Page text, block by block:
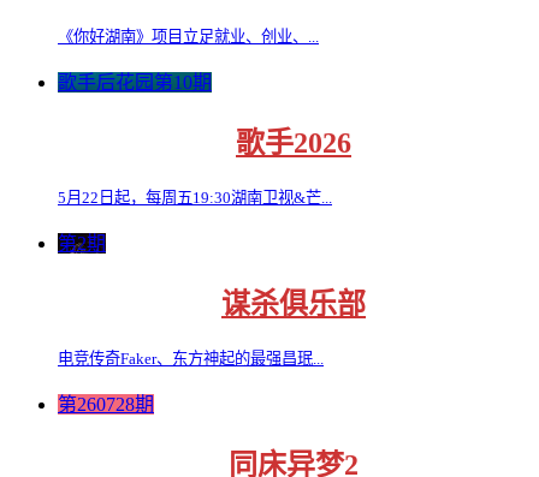
《你好湖南》项目立足就业、创业、...
歌手后花园第10期
歌手2026
5月22日起，每周五19:30湖南卫视&芒...
第2期
谋杀俱乐部
电竞传奇Faker、东方神起的最强昌珉...
第260728期
同床异梦2